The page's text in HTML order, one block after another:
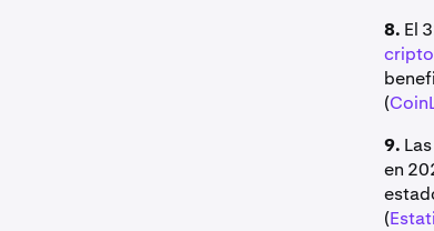
8. El
(
9. Las
en
(